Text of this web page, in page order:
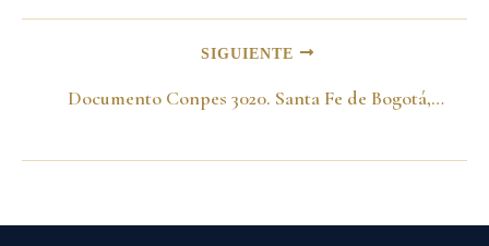
SIGUIENTE
Documento Conpes 3020. Santa Fe de Bogotá, D.C., diciembre 18 de 1998